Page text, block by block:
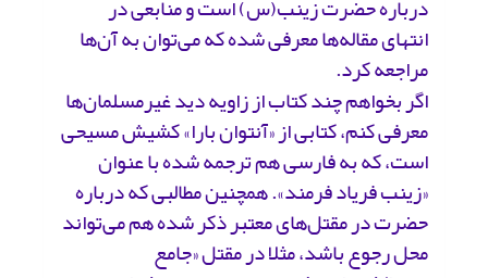
درباره حضرت زینب(س) است و منابعی در
انتهای مقاله‌ها معرفی شده که می‌توان به آن‌ها
مراجعه کرد.
اگر بخواهم چند کتاب از زاویه دید غیرمسلمان‌ها
معرفی کنم، کتابی از «آنتوان بارا» کشیش مسیحی
است، که به فارسی هم ترجمه شده با عنوان
«زینب فریاد فرمند». همچنین مطالبی که درباره
حضرت در مقتل‌های معتبر ذکر شده هم می‌تواند
محل رجوع باشد، مثلا در مقتل «جامع